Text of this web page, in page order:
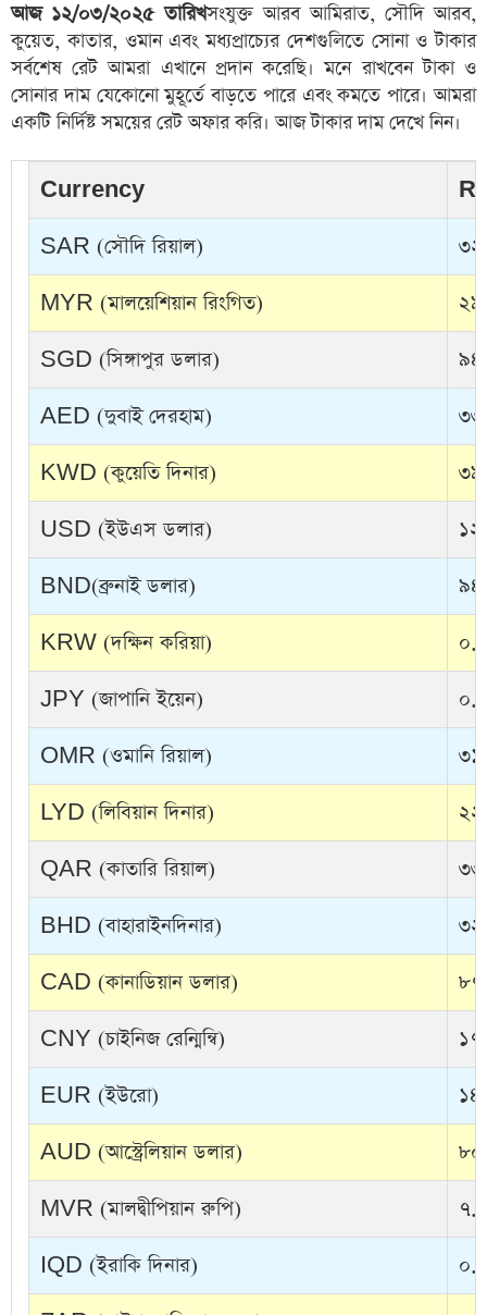
আজ ১২/০৩/২০২৫ তারিখসংযুক্ত আরব আমিরাত, সৌদি আরব,
কুয়েত, কাতার, ওমান এবং মধ্যপ্রাচ্যের দেশগুলিতে সোনা ও টাকার
সর্বশেষ রেট আমরা এখানে প্রদান করেছি। মনে রাখবেন টাকা ও
সোনার দাম যেকোনো মুহূর্তে বাড়তে পারে এবং কমতে পারে। আমরা
একটি নির্দিষ্ট সময়ের রেট অফার করি। আজ টাকার দাম দেখে নিন।
Currency
SAR (সৌদি রিয়াল)
MYR (মালয়েশিয়ান রিংগিত)
SGD (সিঙ্গাপুর ডলার)
AED (দুবাই দেরহাম)
KWD (কুয়েতি দিনার)
USD (ইউএস ডলার)
BND(ব্রুনাই ডলার)
KRW (দক্ষিন করিয়া)
JPY (জাপানি ইয়েন)
OMR (ওমানি রিয়াল)
LYD (লিবিয়ান দিনার)
QAR (কাতারি রিয়াল)
BHD (বাহারাইনদিনার)
CAD (কানাডিয়ান ডলার)
CNY (চাইনিজ রেন্মিন্বি)
EUR (ইউরো)
AUD (আস্ট্রেলিয়ান ডলার)
MVR (মালদ্বীপিয়ান রুপি)
IQD (ইরাকি দিনার)